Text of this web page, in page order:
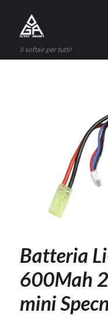
Il softair per tutti!
Batteria
600Mah
mini